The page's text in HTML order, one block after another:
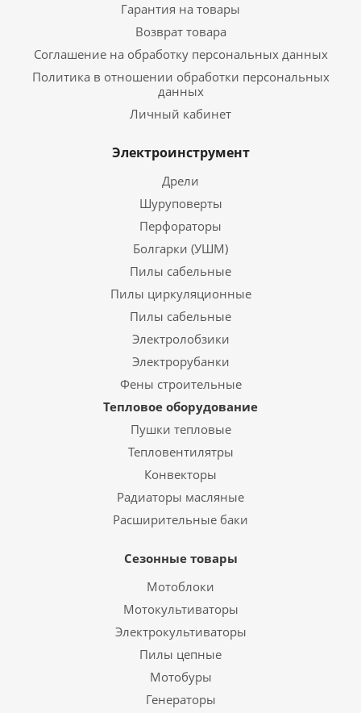
Гарантия на товары
Возврат товара
Соглашение на обработку персональных данных
Политика в отношении обработки персональных
данных
Личный кабинет
Электроинструмент
Дрели
Шуруповерты
Перфораторы
Болгарки (УШМ)
Пилы сабельные
Пилы циркуляционные
Пилы сабельные
Электролобзики
Электрорубанки
Фены строительные
Тепловое оборудование
Пушки тепловые
Тепловентилятры
Конвекторы
Радиаторы масляные
Расширительные баки
Сезонные товары
Мотоблоки
Мотокультиваторы
Электрокультиваторы
Пилы цепные
Мотобуры
Генераторы